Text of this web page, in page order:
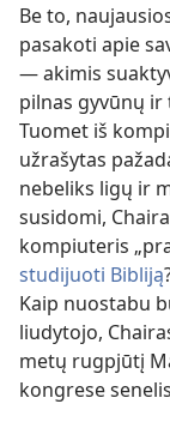
Be to,
pasakoti apie
— akimis
pilnas gyvūnų
Tuomet iš
užrašytas
nebeliks ligų ir
susidomi,
kompiuteris
studijuoti Bibliją
Kaip nuostabu
liudytojo,
metų rugpjūtį
kongrese